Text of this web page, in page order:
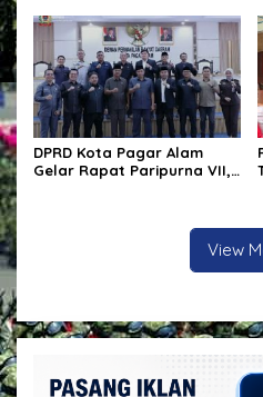
DPRD Kota Pagar Alam
Gelar Rapat Paripurna VII,
View